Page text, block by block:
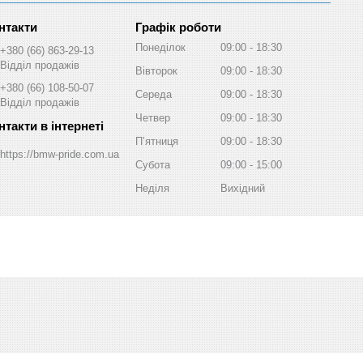
+380 (66) 863-29-13
Відділ продажів
+380 (66) 108-50-07
Відділ продажів
https://bmw-pride.com.ua
Графік роботи
Понеділок 09:00
18:30
Вівторок
09:00
18:30
Середа
09:00
18:30
Четвер
09:00
18:30
Пʼятниця
09:00
18:30
Субота
09:00
15:00
Неділя
Вихідний